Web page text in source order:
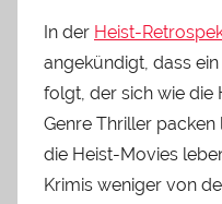
In der Heist-
angekündigt, dass
folgt, der sich wie die
Genre Thriller packen
die Heist-Movies
Krimis weniger von